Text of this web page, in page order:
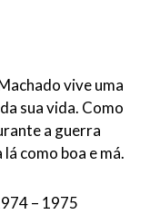
vive uma
sua vida. Como
a guerra
como boa e má.
– 1975